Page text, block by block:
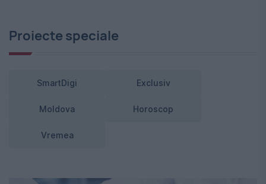
Proiecte speciale
SmartDigi Exclusiv
Moldova Horoscop
Vremea